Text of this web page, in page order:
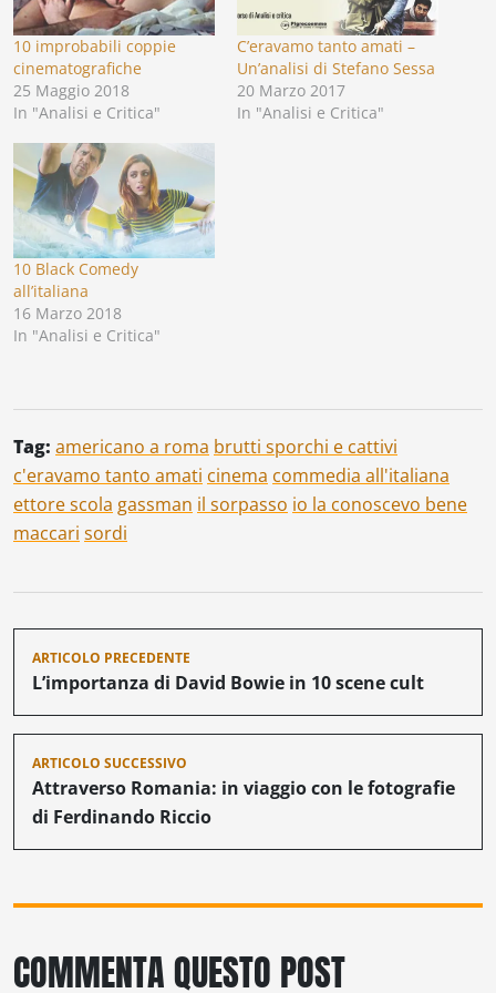
10 improbabili coppie
cinematografiche
25 Maggio 2018
In "Analisi e Critica"
C’eravamo tanto amati –
Un’analisi di Stefano Sessa
20 Marzo 2017
In "Analisi e Critica"
10 Black Comedy
all’italiana
16 Marzo 2018
In "Analisi e Critica"
Tag: americano a roma brutti sporchi e cattivi
c'eravamo tanto amati cinema commedia all'italiana
ettore scola gassman il sorpasso io la conoscevo bene
maccari sordi
Navigazione
articoli
ARTICOLO PRECEDENTE
L’importanza di David Bowie in 10 scene cult
ARTICOLO SUCCESSIVO
Attraverso Romania: in viaggio con le fotografie
di Ferdinando Riccio
COMMENTA QUESTO POST